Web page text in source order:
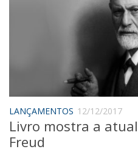
LANÇAMENTOS 12/12/2017
Livro mostra a
Freud